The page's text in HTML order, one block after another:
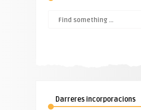
Darreres incorporacions